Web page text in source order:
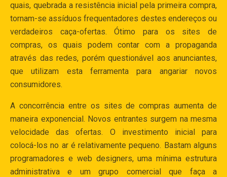
quais, quebrada a resistência inicial pela primeira compra,
tornam-se assíduos frequentadores destes endereços ou
verdadeiros caça-ofertas. Ótimo para os sites de
compras, os quais podem contar com a propaganda
através das redes, porém questionável aos anunciantes,
que utilizam esta ferramenta para angariar novos
consumidores.
A concorrência entre os sites de compras aumenta de
maneira exponencial. Novos entrantes surgem na mesma
velocidade das ofertas. O investimento inicial para
colocá-los no ar é relativamente pequeno. Bastam alguns
programadores e web designers, uma mínima estrutura
administrativa e um grupo comercial que faça a